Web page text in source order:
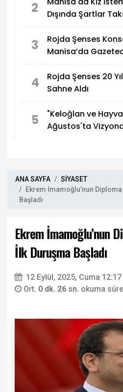
2
Dışında Şartlar
3
Rojda Şenses
Manisa’da
4
Rojda Şenses 20
Sahne Aldı
5
"Keloğlan ve
Ağustos'ta
ANA SAYFA
SİYASET
Ekrem İmamoğlu’nun
Başladı
Ekrem İmamoğlu’nun
İlk Duruşma Başladı
12 Eylül, 2025, Cuma 12:17
Ort. 0 dk. 26 sn. okuma